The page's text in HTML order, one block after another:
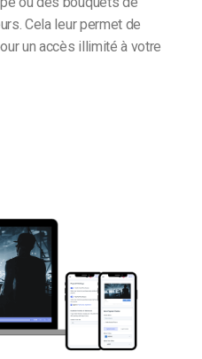
Cela leur permet de
un accès illimité à votre